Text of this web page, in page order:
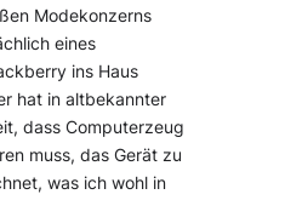
Modekonzerns
eines
ins Haus
hat in altbekannter
dass Computerzeug
muss, das Gerät zu
was ich wohl in